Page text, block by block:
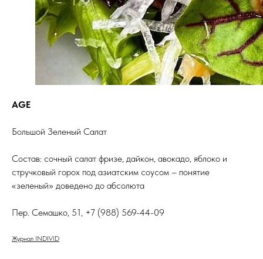
AGE
Большой Зеленый Салат
Состав: сочный салат фризе, дайкон, авокадо, яблоко и
стручковый горох под азиатским соусом – понятие
«зеленый» доведено до абсолюта
Пер. Семашко, 51, +7 (988) 569-44-09
Журнал INDIVID